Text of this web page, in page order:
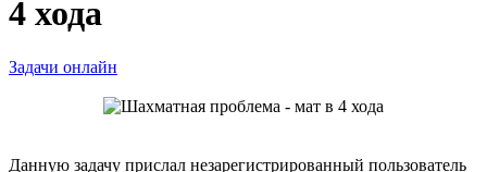
4 хода
Задачи онлайн
Данную задачу прислал незарегистрированный пользователь